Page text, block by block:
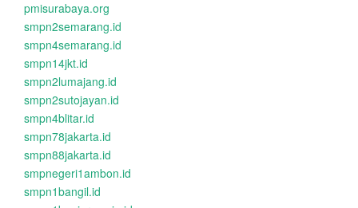
pmisurabaya.org
smpn2semarang.id
smpn4semarang.id
smpn14jkt.id
smpn2lumajang.id
smpn2sutojayan.id
smpn4blitar.id
smpn78jakarta.id
smpn88jakarta.id
smpnegeri1ambon.id
smpn1bangil.id